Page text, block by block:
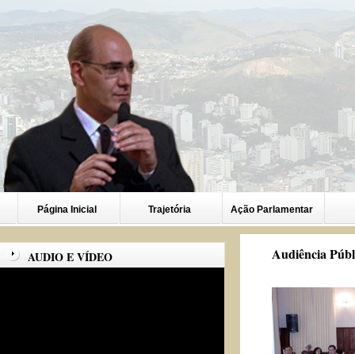
Página Inicial Trajetória Ação Parlamentar
AUDIO E VÍDEO Audiência